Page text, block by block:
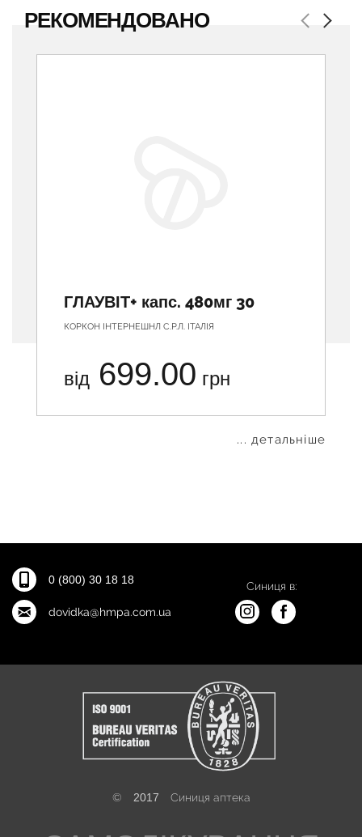
РЕКОМЕНДОВАНО Previous
ГЛАУВІТ+ капс. 480мг 30
КОРКОН ІНТЕРНЕШНЛ С.Р.Л. ІТАЛІЯ
від 699.00 грн
... детальніше
Next
0 (800) 30 18 18
dovidka@hmpa.com.ua
Синиця в:
© 2017 Синиця аптека